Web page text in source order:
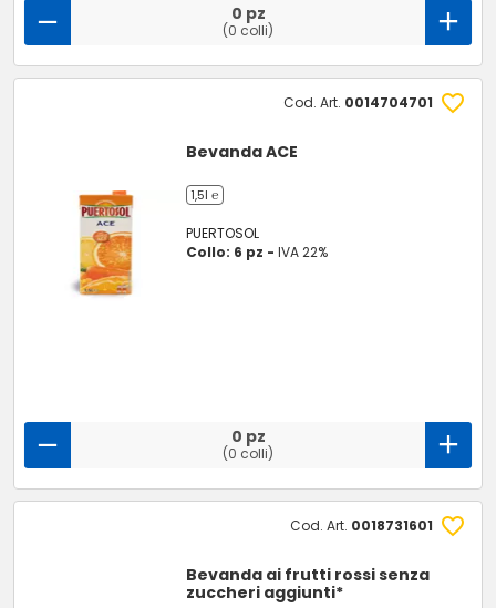
0 pz
(0 colli)
Cod. Art. 0014704701
Bevanda ACE
1,5l ℮
PUERTOSOL
Collo: 6 pz -IVA 22%
0 pz
(0 colli)
Cod. Art. 0018731601
Bevanda ai frutti rossi senza
zuccheri aggiunti*